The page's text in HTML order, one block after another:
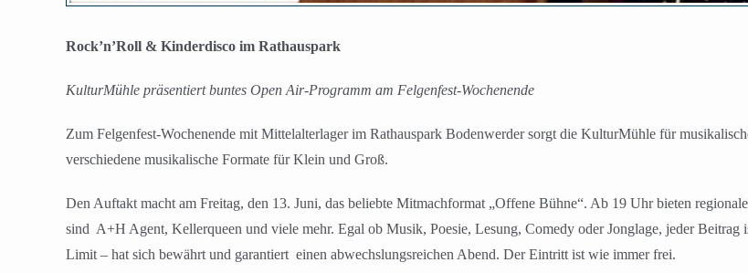
Rock’n’Roll & Kinderdisco im Rathauspark
KulturMühle präsentiert buntes Open Air-Programm am Felgenfest-Wochenende
Zum Felgenfest-Wochenende mit Mittelalterlager im Rathauspark Bodenwerder sorgt die KulturMühle für
verschiedene musikalische Formate für Klein und Groß.
Den Auftakt macht am Freitag, den 13. Juni, das beliebte Mitmachformat „Offene Bühne“. Ab 19 Uhr bieten
sind A+H Agent, Kellerqueen und viele mehr. Egal ob Musik, Poesie, Lesung, Comedy oder Jonglage, jeder
Limit – hat sich bewährt und garantiert einen abwechslungsreichen Abend. Der Eintritt ist wie immer frei.